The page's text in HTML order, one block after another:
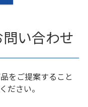
い合わせ
をご提案すること
ださい。